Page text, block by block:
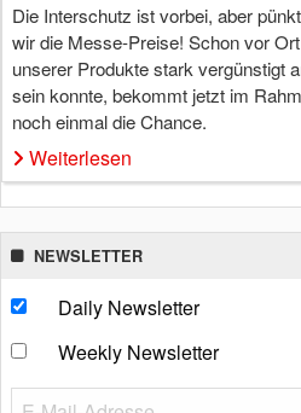
Die Interschutz ist vorbei, aber
wir die Messe-Preise! Schon vor
unserer Produkte stark vergünstigt
sein konnte, bekommt jetzt im
noch einmal die Chance.
Weiterlesen
NEWSLETTER
Daily Newsletter
Weekly Newsletter